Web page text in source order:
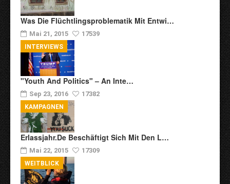
Was Die Flüchtlingsproblematik Mit Entwi…
Mai 21, 2015 17539
"Youth And Politics" – An Inte…
Sep 23, 2016 17382
INTERVIEWS
Erlassjahr.de Beschäftigt Sich Mit Den L…
Mai 22, 2015 17309
KAMPAGNEN
WEITBLICK